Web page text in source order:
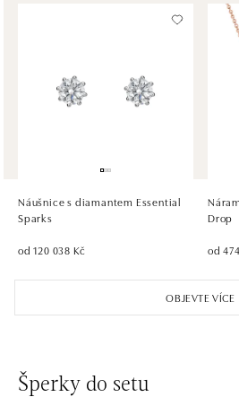
HALADA OC Avion,
tel.: +421 917 090 372
dnes otevřeno do 21:00
Pribinova 8, 811 09 Bratislava
dnes otevřeno do 21:00
OBJEVTE VÍCE
Náušnice s diamantem Essential
Sparks
od 120 038 Kč
Drop
od
Šperky do setu